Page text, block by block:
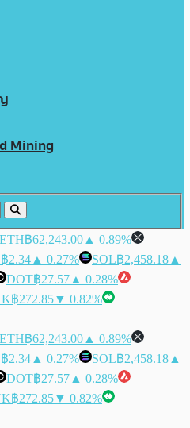
Mining
ETH฿62,243.00 ▲ 0.89%
฿2.34 ▲ 0.27% SOL฿2,458.18 ▲
DOT฿27.57 ▲ 0.28%
฿272.85▼ 0.82%
ETH฿62,243.00 ▲ 0.89%
฿2.34 ▲ 0.27% SOL฿2,458.18 ▲
DOT฿27.57 ▲ 0.28%
฿272.85▼ 0.82%